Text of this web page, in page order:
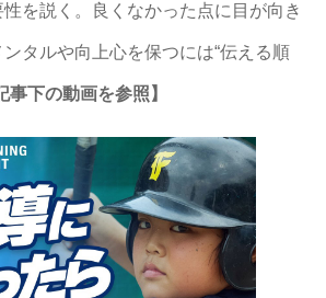
を説く。良くなかった点に目が向き
タルや向上心を保つには“伝える順
事下の動画を参照】